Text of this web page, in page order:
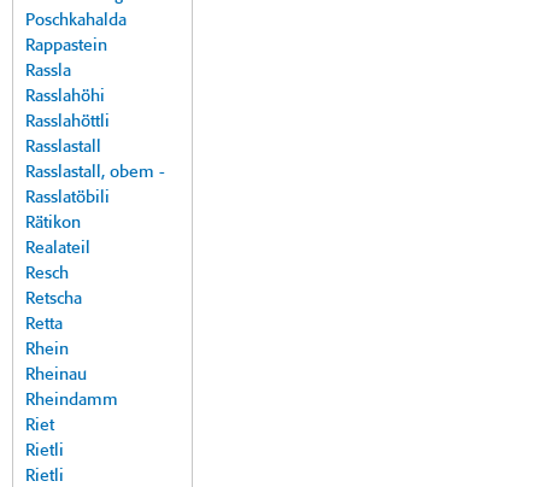
Poschkahalda
Rappastein
Rassla
Rasslahöhi
Rasslahöttli
Rasslastall
Rasslastall, obem -
Rasslatöbili
Rätikon
Realateil
Resch
Retscha
Retta
Rhein
Rheinau
Rheindamm
Riet
Rietli
Rietli